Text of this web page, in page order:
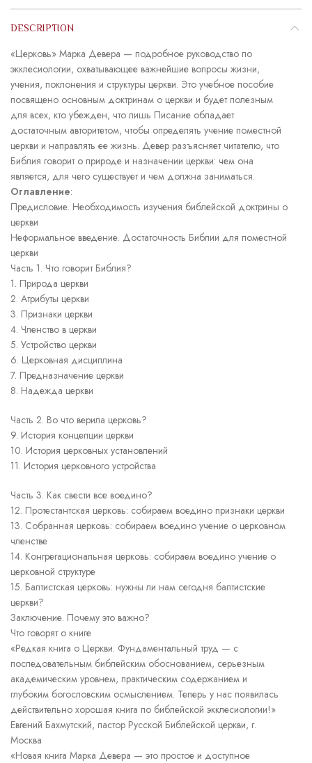
DESCRIPTION
«Церковь» Марка Девера — подробное руководство по
экклесиологии, охватывающее важнейшие вопросы жизни,
учения, поклонения и структуры церкви. Это учебное пособие
посвящено основным доктринам о церкви и будет полезным
для всех, кто убежден, что лишь Писание обладает
достаточным авторитетом, чтобы определять учение поместной
церкви и направлять ее жизнь. Девер разъясняет читателю, что
Библия говорит о природе и назначении церкви: чем она
является, для чего существует и чем должна заниматься.
Оглавление:
Предисловие. Необходимость изучения библейской доктрины о
церкви
Неформальное введение. Достаточность Библии для поместной
церкви
Часть 1. Что говорит Библия?
1. Природа церкви
2. Атрибуты церкви
3. Признаки церкви
4. Членство в церкви
5. Устройство церкви
6. Церковная дисциплина
7. Предназначение церкви
8. Надежда церкви
Часть 2. Во что верила церковь?
9. История концепции церкви
10. История церковных установлений
11. История церковного устройства
Часть 3. Как свести все воедино?
12. Протестантская церковь: собираем воедино признаки церкви
13. Собранная церковь: собираем воедино учение о церковном
членстве
14. Конгрегациональная церковь: собираем воедино учение о
церковной структуре
15. Баптистская церковь: нужны ли нам сегодня баптистские
церкви?
Заключение. Почему это важно?
Что говорят о книге
«Редкая книга о Церкви. Фундаментальный труд — с
последовательным библейским обоснованием, серьезным
академическим уровнем, практическим содержанием и
глубоким богословским осмыслением. Теперь у нас появилась
действительно хорошая книга по библейской экклесиологии!»
Евгений Бахмутский, пастор Русской Библейской церкви, г.
Москва
«Новая книга Марка Девера — это простое и доступное